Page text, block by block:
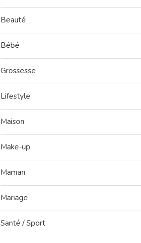
Beauté
Bébé
Grossesse
Lifestyle
Maison
Make-up
Maman
Mariage
Santé / Sport